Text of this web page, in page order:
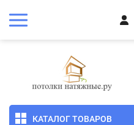
КАТАЛОГ ТОВАРОВ